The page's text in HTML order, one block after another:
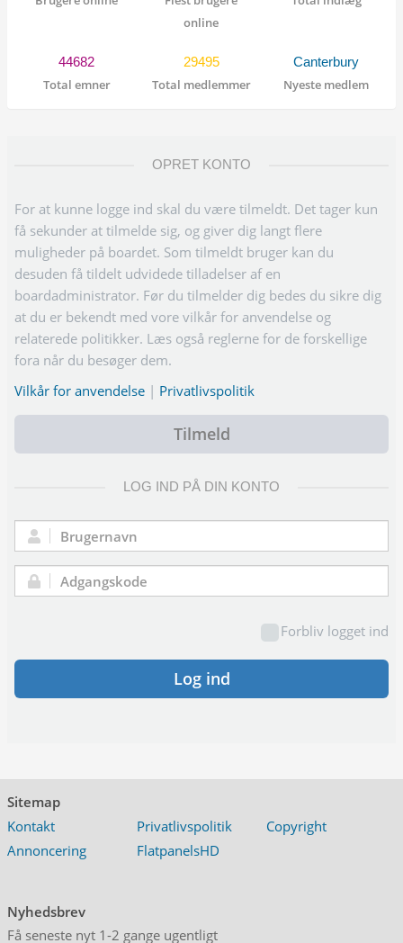
online
44682
Total emner
29495
Total medlemmer
Canterbury
Nyeste medlem
OPRET KONTO
For at kunne logge ind skal du være tilmeldt. Det tager kun
få sekunder at tilmelde sig, og giver dig langt flere
muligheder på boardet. Som tilmeldt bruger kan du
desuden få tildelt udvidede tilladelser af en
boardadministrator. Før du tilmelder dig bedes du sikre dig
at du er bekendt med vore vilkår for anvendelse og
relaterede politikker. Læs også reglerne for de forskellige
fora når du besøger dem.
Vilkår for anvendelse | Privatlivspolitik
Tilmeld
LOG IND PÅ DIN KONTO
Brugernavn:
Adgangskode:
Forbliv logget ind
Log ind
Sitemap
Kontakt
Privatlivspolitik
Copyright
Annoncering
FlatpanelsHD
Nyhedsbrev
Få seneste nyt 1-2 gange ugentligt